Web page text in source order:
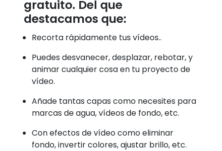
gratuito. Del que
destacamos que:
Recorta rápidamente tus vídeos..
Puedes desvanecer, desplazar, rebotar, y
animar cualquier cosa en tu proyecto de
vídeo.
Añade tantas capas como necesites para
marcas de agua, vídeos de fondo, etc.
Con efectos de vídeo como eliminar
fondo, invertir colores, ajustar brillo, etc.